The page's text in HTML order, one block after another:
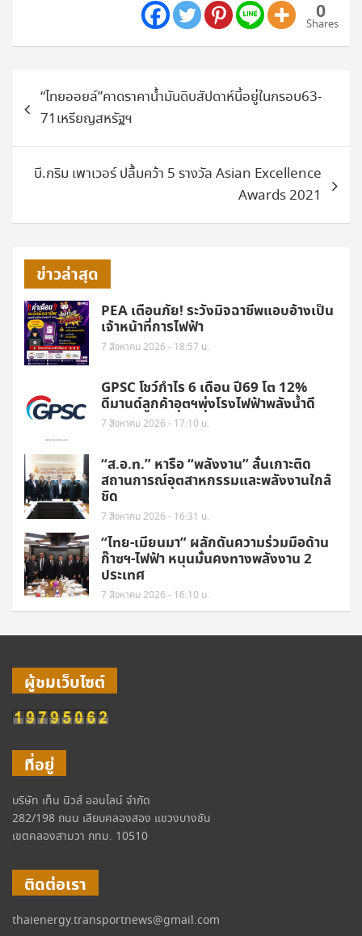
0
Shares
แนะแนว
เรื่อง“ไทยออยล์”คาดราคาน้ำมันดิบสัปดาห์นี้อยู่ในกรอบ63-
71เหรียญสหรัฐฯ
บี.กริม เพาเวอร์ ปลื้มคว้า 5 รางวัล Asian Excellence
Awards 2021
ข่าวล่าสุด
PEA เตือนภัย! ระวังมิจฉาชีพแอบอ้างเป็น
เจ้าหน้าที่การไฟฟ้า
7 สิงหาคม 2026 - 18:57 น.
GPSC โชว์กำไร 6 เดือน ปี69 โต 12%
ดีมานด์ลูกค้าอุตฯพุ่งโรงไฟฟ้าพลังน้ำดี
7 สิงหาคม 2026 - 17:10 น.
“ส.อ.ท.” หารือ “พลังงาน” ลั่นเกาะติด
สถานการณ์อุตสาหกรรมและพลังงานใกล้
ชิด
7 สิงหาคม 2026 - 16:31 น.
“ไทย-เมียนมา” ผลักดันความร่วมมือด้าน
ก๊าซฯ-ไฟฟ้า หนุนมั่นคงทางพลังงาน 2
ประเทศ
7 สิงหาคม 2026 - 16:10 น.
ผู้ชมเว็บไซต์
ที่อยู่
บริษัท เท็น นิวส์ ออนไลน์ จำกัด
282/198 ถนน เลียบคลองสอง แขวงบางชัน
เขตคลองสามวา กทม. 10510
ติดต่อเรา
thaienergy.transportnews@gmail.com